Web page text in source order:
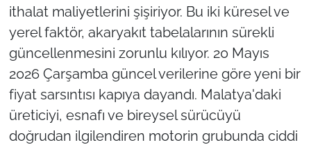
ithalat maliyetlerini şişiriyor. Bu iki küresel ve
yerel faktör, akaryakıt tabelalarının sürekli
güncellenmesini zorunlu kılıyor. 20 Mayıs
2026 Çarşamba güncel verilerine göre yeni bir
fiyat sarsıntısı kapıya dayandı. Malatya'daki
üreticiyi, esnafı ve bireysel sürücüyü
doğrudan ilgilendiren motorin grubunda ciddi